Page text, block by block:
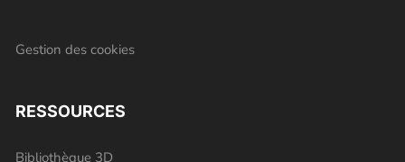
Gestion des cookies
RESSOURCES
Bibliothèque 3D